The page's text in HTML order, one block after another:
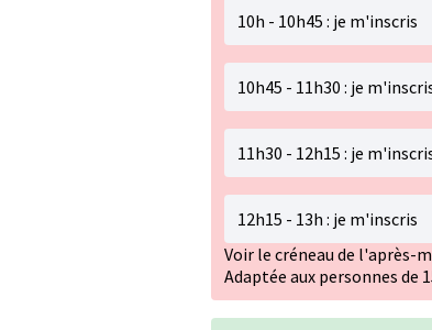
10h - 10h45 : je m'inscris
10h45 - 11h30 : je
11h30 - 12h15 : je
12h15 - 13h : je m'inscris
Voir le créneau de l'après-
Adaptée aux personnes de